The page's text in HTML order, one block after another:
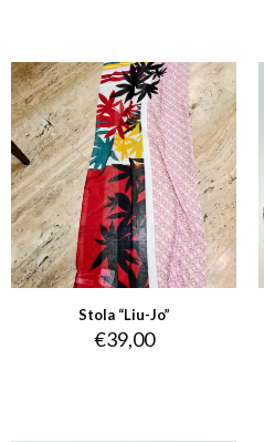
Stola “Liu-Jo”
€39,00